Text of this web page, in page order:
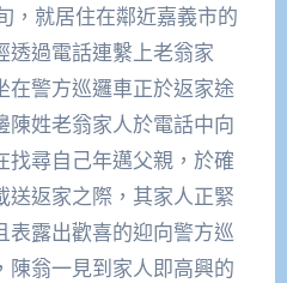
，就居住在鄰近嘉義市的
透過電話連繫上老翁家
在警方巡邏車正於返家途
陳姓老翁家人於電話中向
找尋自己年邁父親，於確
送返家之際，其家人正緊
表露出歡喜的迎向警方巡
陳翁一見到家人即高興的